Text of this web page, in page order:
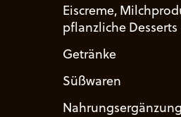
Eiscreme,
pflanzliche Desserts
Getränke
Süßwaren